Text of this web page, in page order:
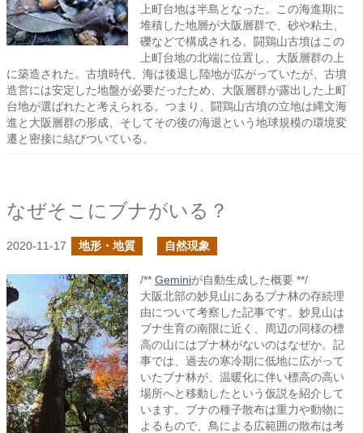
上町台地は半島となった。この海進期に
堆積した地層が大阪層群で、砂や粘土、
礫などで構成される。闘鶏山古墳はこの
上町台地の北端に位置し、大阪層群の上
に築造された。古墳時代、海は後退し陸地が広がっていたが、古墳
造営には安定した地盤が必要だったため、大阪層群が露出した上町
台地が選ばれたと考えられる。つまり、闘鶏山古墳の立地は縄文海
進と大阪層群の形成、そしてその後の海退という地球規模の環境変
遷と密接に結びついている。
なぜそこにブナがいる？
2020-11-17 地形・地質 自然現象
/** Geminiが自動生成した概要 **/
大阪北部の妙見山にあるブナ林の存続理
由について考察した記事です。妙見山は
ブナ生育の南限に近く、周辺の同様の標
高の山にはブナ林がないのはなぜか。記
事では、過去の寒冷期に低地に広がって
いたブナ林が、温暖化に伴い標高の高い
場所へと移動したという仮説を紹介して
います。ブナの種子散布は重力や動物に
よるもので、鳥による広範囲の散布は考